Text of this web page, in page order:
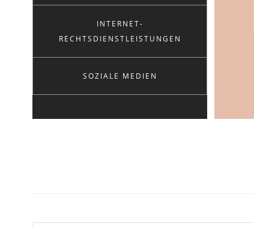
INTERNET-
RECHTSDIENSTLEISTUNGEN
SOZIALE MEDIEN